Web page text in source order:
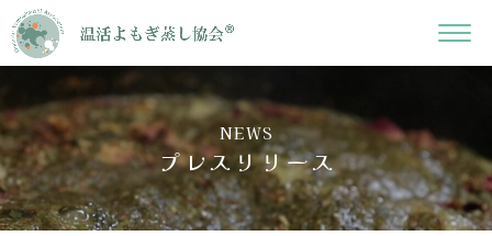
NEWS
プレスリリース